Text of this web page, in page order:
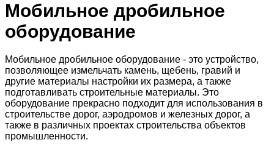
Мобильное дробильное
оборудование
Мобильное дробильное оборудование - это устройство,
позволяющее измельчать камень, щебень, гравий и
другие материалы настройки их размера, а также
подготавливать строительные материалы. Это
оборудование прекрасно подходит для использования в
строительстве дорог, аэродромов и железных дорог, а
также в различных проектах строительства объектов
промышленности.